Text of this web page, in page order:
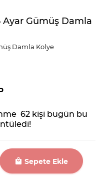
Ayar Gümüş Damla
Damla Kolye
62 kişi bugün bu
Sepete Ekle